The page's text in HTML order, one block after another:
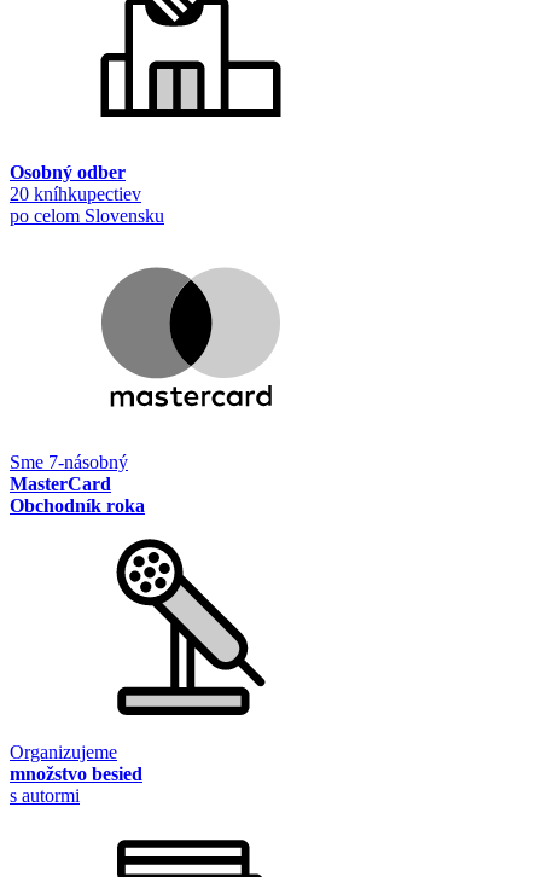
Osobný odber
20 kníhkupectiev
po celom Slovensku
Sme 7-násobný
MasterCard
Obchodník roka
Organizujeme
množstvo besied
s autormi